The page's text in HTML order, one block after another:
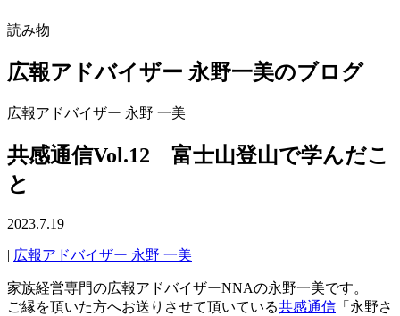
読み物
広報アドバイザー 永野一美のブログ
広報アドバイザー 永野 一美
共感通信Vol.12 富士山登山で学んだこ
と
2023.7.19
| 広報アドバイザー 永野 一美
家族経営専門の広報アドバイザーNNAの永野一美です。
ご縁を頂いた方へお送りさせて頂いている共感通信 「永野さ